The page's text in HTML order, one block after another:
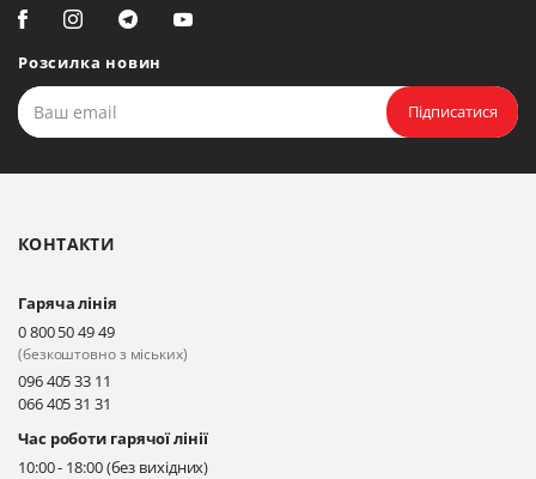
Біла Церква, вул. Ярослава
Мудрого, 20, офіс 108
Прокласти маршрут
Київ, вул. Драгоманова 31-д
Прокласти маршрут
Київ, вул. Драгоманова 31-д
Прокласти маршрут
Розсилка новин
Підписатися
КОНТАКТИ
Гаряча лінія
0 800 50 49 49
(безкоштовно з міських)
096 405 33 11
066 405 31 31
Час роботи гарячої лінії
10:00 - 18:00 (без вихідних)